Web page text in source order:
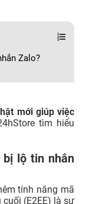
Zalo?
mới giúp việc
tìm hiểu
lộ tin nhắn
tính năng mã
(E2EE) là sự